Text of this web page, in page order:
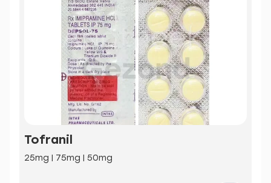
Tofranil
25mg | 75mg | 50mg